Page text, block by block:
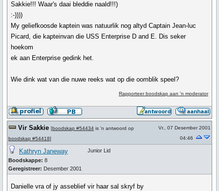
Sakkie!!! Waar's daai bleddie naald!!!)
:-))))
My geliefkoosde kaptein was natuurlik nog altyd Captain Jean-luc
Picard, die kapteinvan die USS Enterprise D and E. Dis seker
hoekom
ek aan Enterprise gedink het.
Wie dink wat van die nuwe reeks wat op die oomblik speel?
Rapporteer boodskap aan 'n moderator
Vir Sakkie [boodskap #54434 is 'n antwoord op
boodskap #54418]
Vr., 07 Desember 2001
04:46
Kathryn Janeway
Boodskappe: 8
Geregistreer: Desember 2001
Junior Lid
Danielle vra of jy asseblief vir haar sal skryf by